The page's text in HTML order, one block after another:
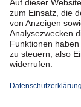
Zertifiziert